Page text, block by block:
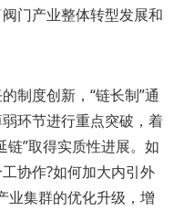
门产业整体转型发展和
制度创新，“链长制”通
环节进行重点突破，着
链”取得实质性进展。如
协作?如何加大内引外
业集群的优化升级，增